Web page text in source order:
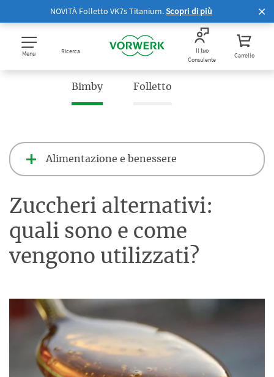
NOVITÀ Folletto VK7s Titanium.Scopri di più
Menu Ricerca
Il tuo
Consulente
Carrello
Bimby Folletto
Alimentazione e benessere
Zuccheri alternativi:
quali sono e come
vengono utilizzati?